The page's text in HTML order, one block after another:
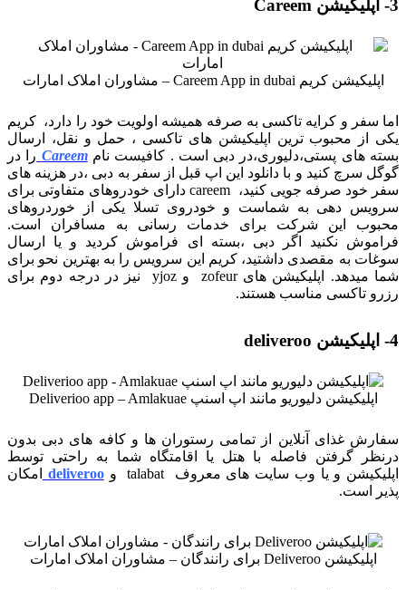
3- اپلیکیشن Careem
اپلیکیشن کریم Careem App in dubai – مشاوران املاک امارات
اما سفر و کرایه تاکسی به صرفه همیشه اولویت خود را دارد، کریم
یکی از محبوب ترین اپلیکیشن های تاکسی ، حمل و نقل، ارسال
بسته های پستی،دلیوری،در دبی است . کافیست نامCareem را در
گوگل سرچ کنید و با دانلود این اپ قبل از سفر به دبی ،در هزینه های
سفر خود صرفه جویی کنید، careem دارای خودروهای متفاوتی برای
سرویس دهی به شماست و خودروی تسلا یکی از خوردروهای
محبوب این شرکت برای خدمات رسانی به مسافران است.
فراموش نکنید اگر دبی ،بسته ای فراموش کردید و یا ارسال
سوغات به مقصدی داشتید، کریم این سرویس را به بهترین نحو برای
شما میدهد. اپلیکیشن های zofeur و yjoz نیز در درجه دوم برای
رزرو تاکسی مناسب هستند.
4- اپلیکیشن deliveroo
اپلیکیشن دلیوریو مانند اپ اسنپ Deliverioo app – Amlakuae
سفارش غذای آنلاین از تمامی رستوران ها و کافه های دبی بدون
درنظر گرفتن فاصله با هتل یا اقامتگاه شما به راحتی توسط
اپلیکیشن و یا وب سایت های معروف talabat و
deliveroo
امکان
پذیر است.
اپلیکیشن Deliveroo برای رانندگان – مشاوران املاک امارات